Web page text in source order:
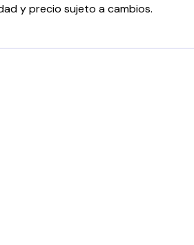
y precio sujeto a cambios.